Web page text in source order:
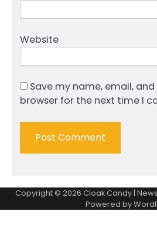
Website
Save my name, email,
browser for the next time I
Copyright © 2026 Cloak Candy |
Powered by